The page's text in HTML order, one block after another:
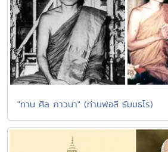
"ทาน ศีล ภาวนา" (ท่านพ่อลี ธัมมธโร)